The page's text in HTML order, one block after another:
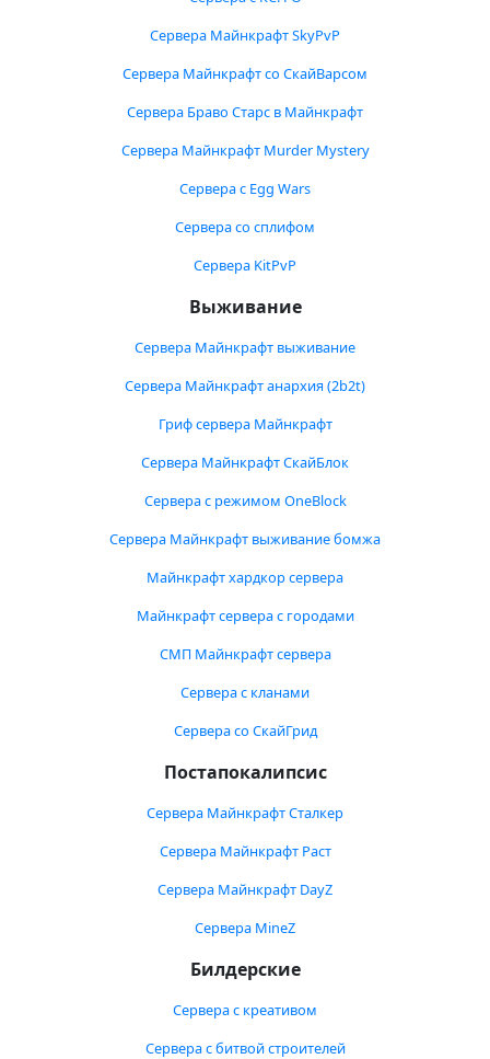
Сервера Майнкрафт SkyPvP
Сервера Майнкрафт со СкайВарсом
Сервера Браво Старс в Майнкрафт
Сервера Майнкрафт Murder Mystery
Сервера с Egg Wars
Сервера со сплифом
Сервера KitPvP
Выживание
Сервера Майнкрафт выживание
Сервера Майнкрафт анархия (2b2t)
Гриф сервера Майнкрафт
Сервера Майнкрафт СкайБлок
Сервера с режимом OneBlock
Сервера Майнкрафт выживание бомжа
Майнкрафт хардкор сервера
Майнкрафт сервера с городами
СМП Майнкрафт сервера
Сервера с кланами
Сервера со СкайГрид
Постапокалипсис
Сервера Майнкрафт Сталкер
Сервера Майнкрафт Раст
Сервера Майнкрафт DayZ
Сервера MineZ
Билдерские
Сервера с креативом
Сервера с битвой строителей